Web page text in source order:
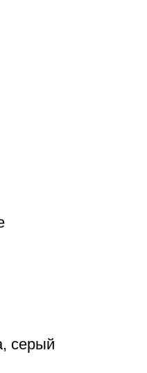
серый